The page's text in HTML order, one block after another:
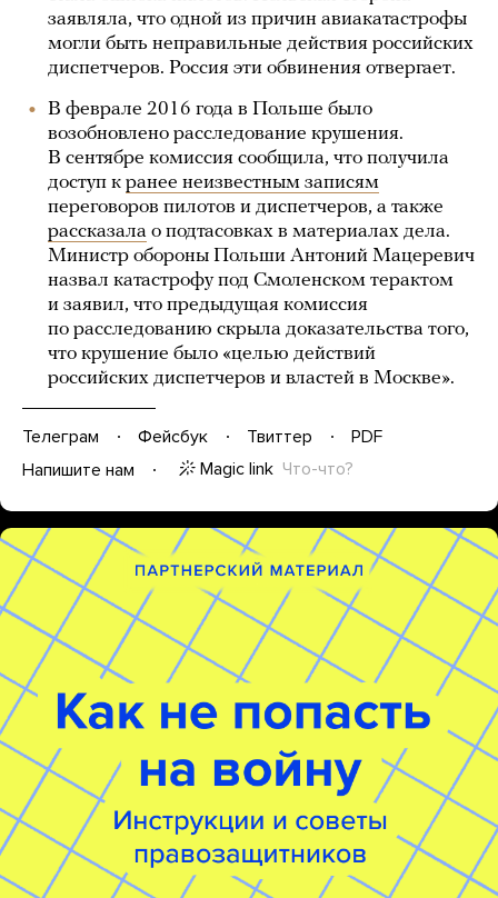
заявляла, что одной из причин авиакатастрофы
могли быть неправильные действия российских
диспетчеров. Россия эти обвинения отвергает.
В феврале 2016 года в Польше было
возобновлено расследование крушения.
В сентябре комиссия сообщила, что получила
доступ к ранее неизвестным записям
переговоров пилотов и диспетчеров, а также
рассказала о подтасовках в материалах дела.
Министр обороны Польши Антоний Мацеревич
назвал катастрофу под Смоленском терактом
и заявил, что предыдущая комиссия
по расследованию скрыла доказательства того,
что крушение было «целью действий
российских диспетчеров и властей в Москве».
Телеграм Фейсбук Твиттер
PDF
Напишите нам
Magic link Что-что?